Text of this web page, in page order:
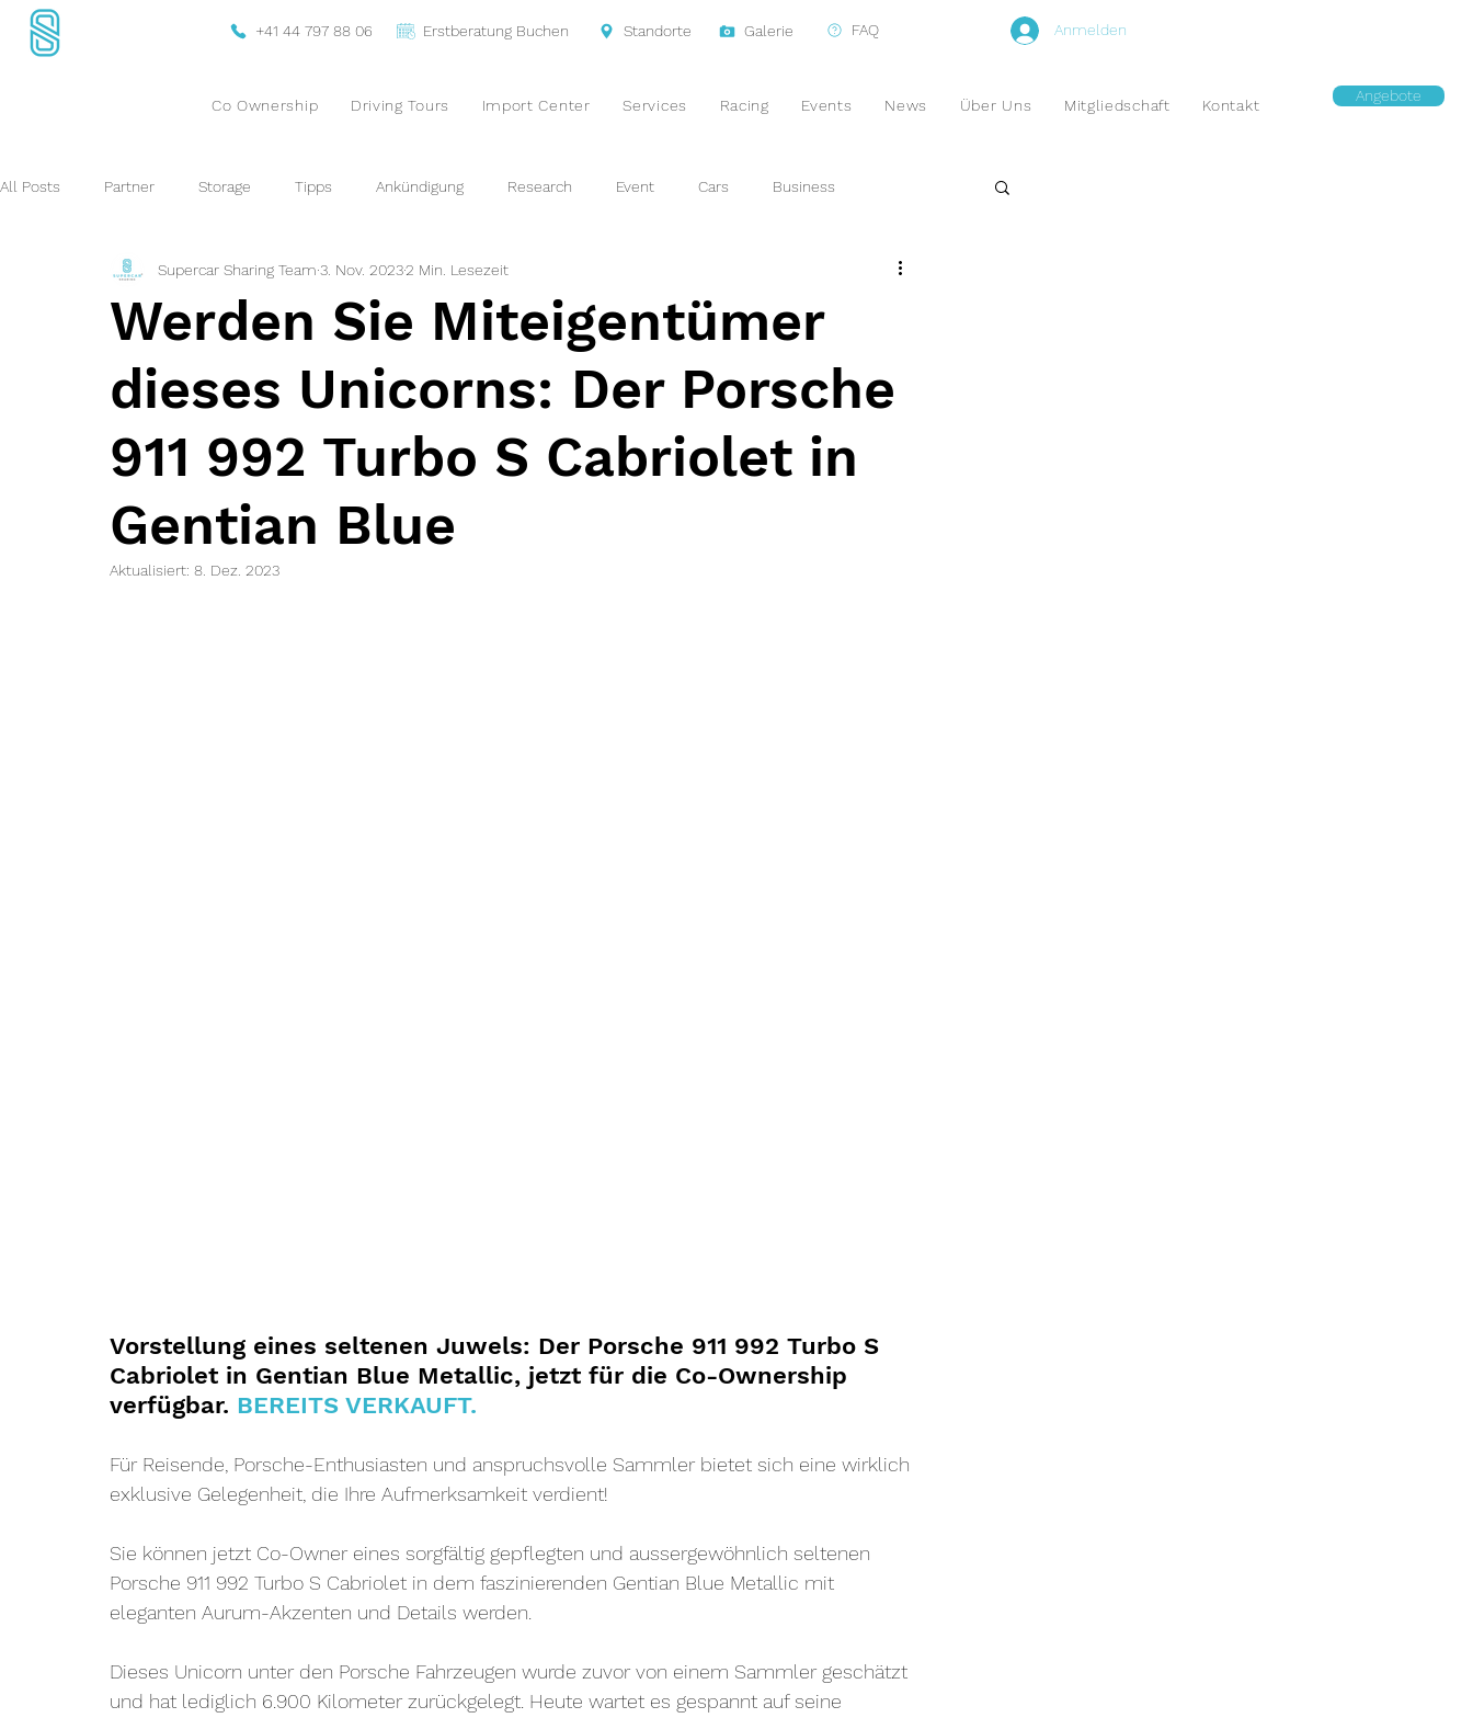
+41 44 797 88 06 Erstberatung Buchen Standorte Galerie FAQ Anmelden
Co Ownership Driving Tours Import Center Services Racing Events News Über Uns Mitgliedschaft Kontakt
Angebote
All Posts Partner Storage Tipps Ankündigung Research Event Cars Business
Werden Sie Miteigentümer
dieses Unicorns: Der Porsche
911 992 Turbo S Cabriolet in
Gentian Blue
Supercar Sharing Team 3. Nov. 20232 Min. Lesezeit
Aktualisiert: 8. Dez. 2023
Vorstellung eines seltenen Juwels: Der Porsche 911 992 Turbo S
Cabriolet in Gentian Blue Metallic, jetzt für die Co-Ownership
verfügbar. BEREITS VERKAUFT.
Für Reisende, Porsche-Enthusiasten und anspruchsvolle Sammler bietet sich eine wirklich
exklusive Gelegenheit, die Ihre Aufmerksamkeit verdient!
Sie können jetzt Co-Owner eines sorgfältig gepflegten und aussergewöhnlich seltenen
Porsche 911 992 Turbo S Cabriolet in dem faszinierenden Gentian Blue Metallic mit
eleganten Aurum-Akzenten und Details werden.
Dieses Unicorn unter den Porsche Fahrzeugen wurde zuvor von einem Sammler geschätzt
und hat lediglich 6.900 Kilometer zurückgelegt. Heute wartet es gespannt auf seine